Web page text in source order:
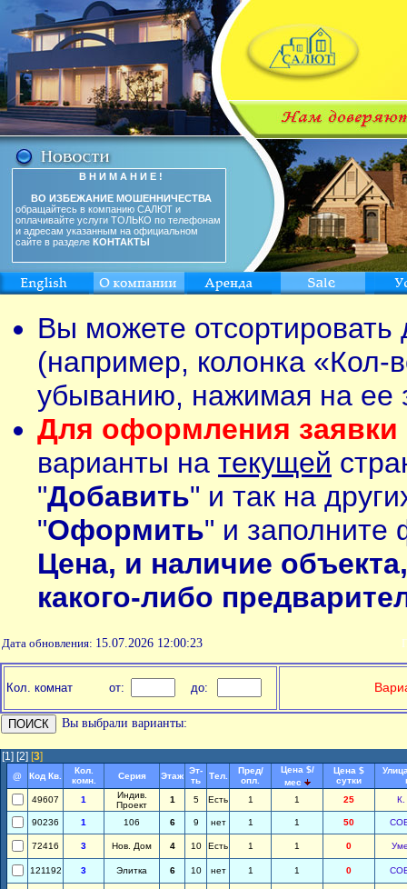
В Н И М А Н И Е !
ВО ИЗБЕЖАНИЕ МОШЕННИЧЕСТВА
обращайтесь в компанию САЛЮТ и
оплачивайте услуги ТОЛЬКО по телефонам
и адресам указанным на официальном
сайте в разделе КОНТАКТЫ
Вы можете
(например, колонка «Кол-
убыванию, нажимая на ее
Для оформления заявки
варианты на текущей
"Добавить" и так на
"Оформить" и заполните
Цена, и наличие
какого-либо
Дата обновления: 15.07.2026 12:00:23
Кол. комнат от: до:
Вы выбрали варианты:
[1] [2] [3]
@ Код Кв.
Кол.
комн.
Серия Этаж
Эт-
ть
Тел.
Пред/
опл.
Цена $/
мес
Цена $
сутки
49607
1
Индив.
Проект
1 5 Есть 1 1 25 К.
90236 1 106 6 9 нет 1 1 50
72416 3 Нов. Дом 4 10 Есть 1 1 0
121192 3 Элитка 6 10 нет 1 1 0